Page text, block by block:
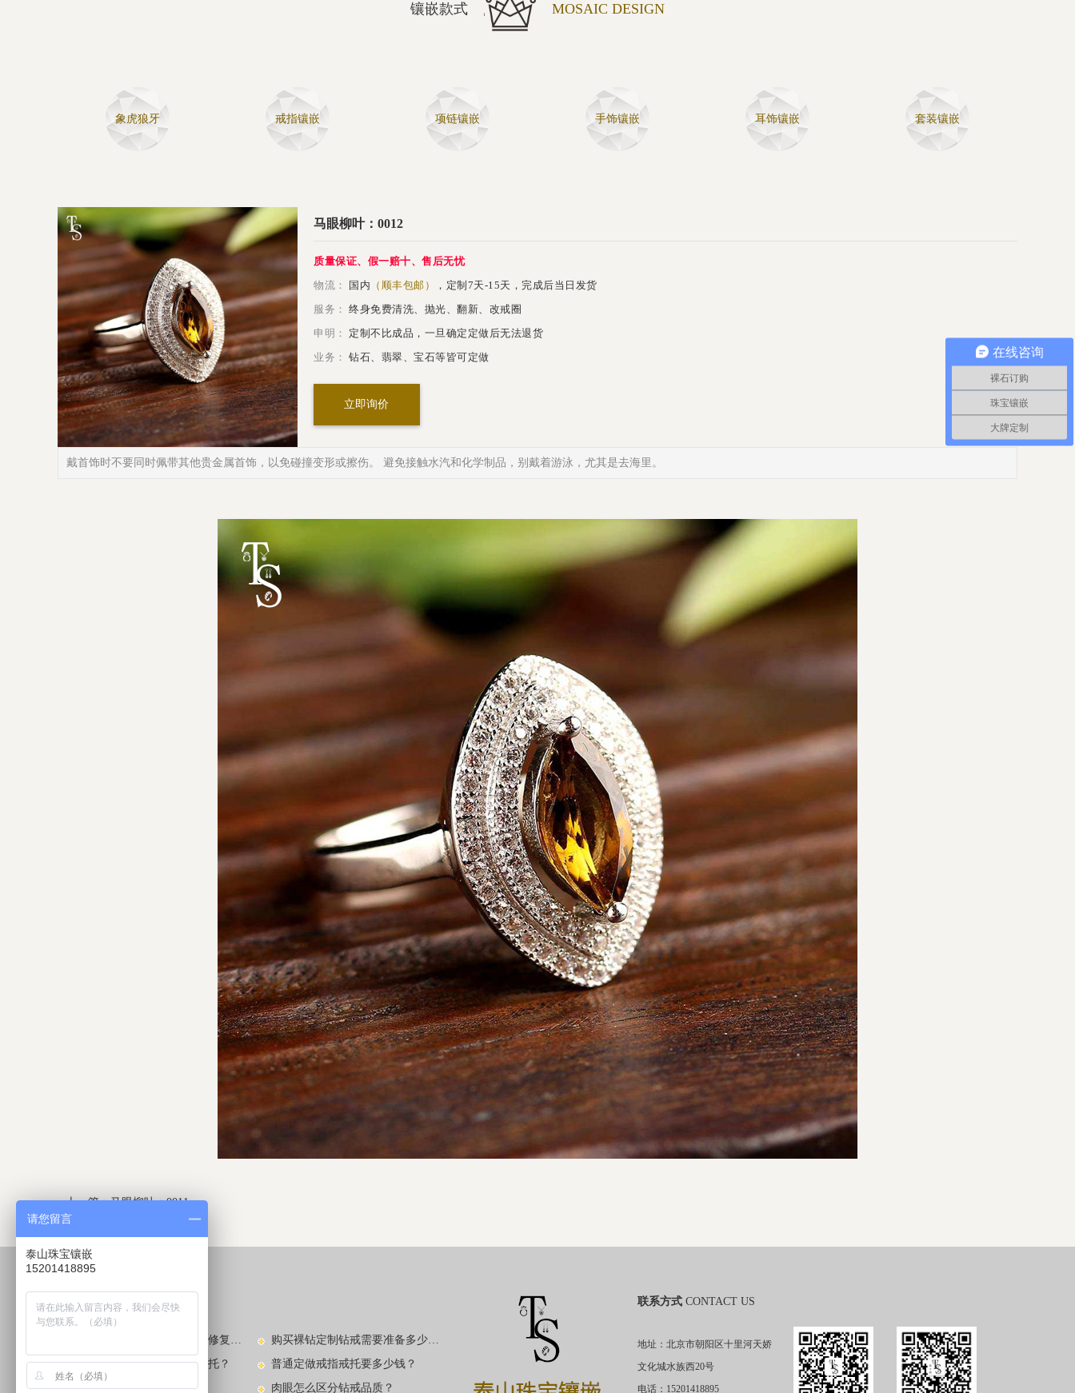
镶嵌款式 MOSAIC DESIGN
象虎狼牙 戒指镶嵌 项链镶嵌 手饰镶嵌 耳饰镶嵌 套装镶嵌
马眼柳叶：0012
质量保证、假一赔十、售后无忧
物流：
国内 （顺丰包邮）
，定制7天-15天，完成后当日发货
服务：
终身免费清洗、抛光、翻新、改戒圈
申明：
定制不比成品，一旦确定定做后无法退货
业务：
钻石、翡翠、宝石等皆可定做
立即询价
戴首饰时不要同时佩带其他贵金属首饰，以免碰撞变形或擦伤。 避免接触水汽和化学制品，别戴着游泳，尤其是去海里。
上一篇：马眼柳叶：0011
下一篇：
较新动态 LATEST NEWS​
钻戒款式不喜欢去哪里换戒托？
普通定做戒指戒托要多少钱？
看图识别中国玉手镯款式
肉眼怎么区分钻戒品质？
联系方式 CONTACT US
地址：北京市朝阳区十里河天娇
文化城水族西20号
电话：15201418895
在线咨询
裸石订购
珠宝镶嵌
大牌定制
请您留言
泰山珠宝镶嵌
15201418895